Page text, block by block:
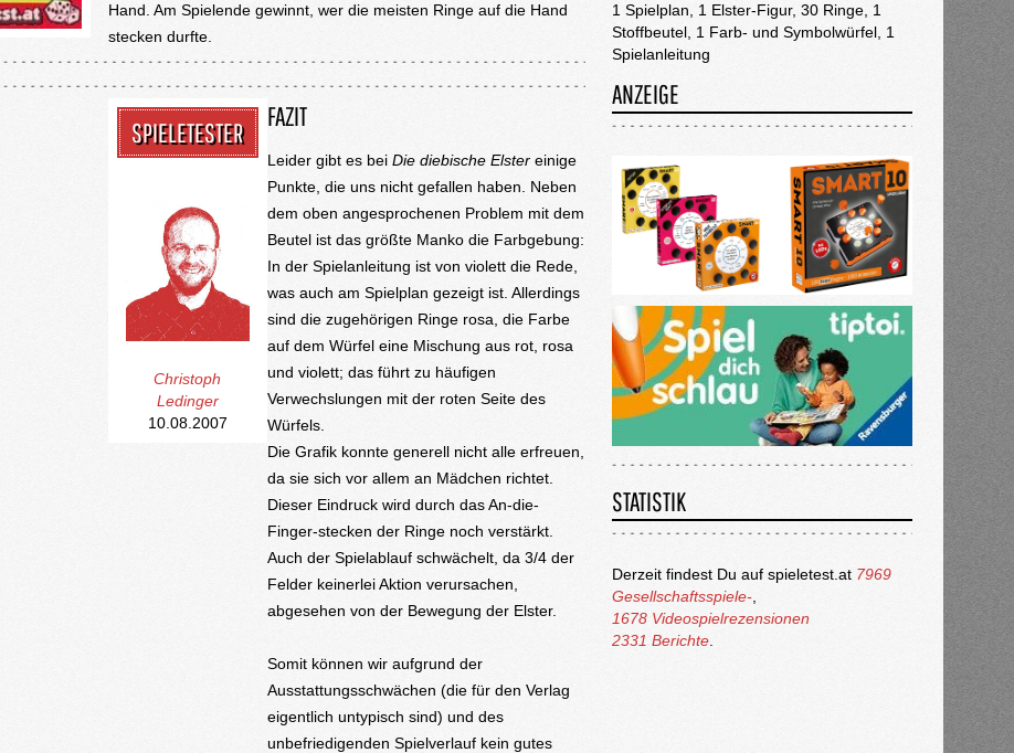
Hand. Am Spielende gewinnt, wer die meisten Ringe auf die Hand
stecken durfte.
SPIELETESTER
Christoph
Ledinger
10.08.2007
FAZIT
Leider gibt es bei Die diebische Elstereinige
Punkte, die uns nicht gefallen haben. Neben
dem oben angesprochenen Problem mit dem
Beutel ist das größte Manko die Farbgebung:
In der Spielanleitung ist von violett die Rede,
was auch am Spielplan gezeigt ist. Allerdings
sind die zugehörigen Ringe rosa, die Farbe
auf dem Würfel eine Mischung aus rot, rosa
und violett; das führt zu häufigen
Verwechslungen mit der roten Seite des
Würfels.
Die Grafik konnte generell nicht alle erfreuen,
da sie sich vor allem an Mädchen richtet.
Dieser Eindruck wird durch das An-die-
Finger-stecken der Ringe noch verstärkt.
Auch der Spielablauf schwächelt, da 3/4 der
Felder keinerlei Aktion verursachen,
abgesehen von der Bewegung der Elster.
Somit können wir aufgrund der
Ausstattungsschwächen (die für den Verlag
eigentlich untypisch sind) und des
unbefriedigenden Spielverlauf kein gutes
1 Spielplan, 1 Elster-Figur, 30 Ringe, 1
Stoffbeutel, 1 Farb- und Symbolwürfel, 1
Spielanleitung
ANZEIGE
STATISTIK
Derzeit findest Du auf spieletest.at 7969
Gesellschaftsspiele-,
1678 Videospielrezensionen
2331 Berichte.